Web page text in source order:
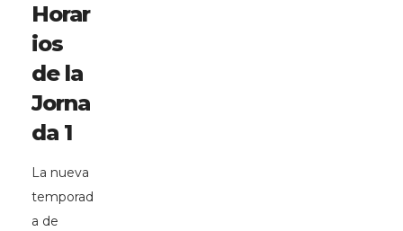
Horar
ios
de la
Jorna
da 1
La nueva
temporad
a de